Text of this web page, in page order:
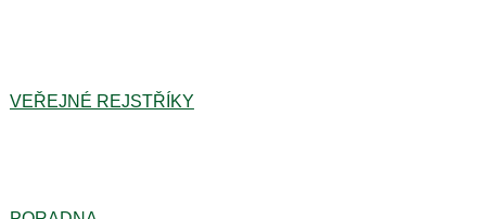
VEŘEJNÉ REJSTŘÍKY